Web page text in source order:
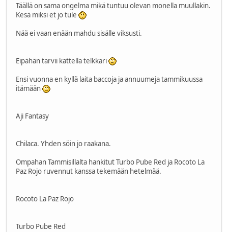
Täällä on sama ongelma mikä tuntuu olevan monella muullakin.
Kesä miksi et jo tule
Nää ei vaan enään mahdu sisälle viksusti.
Eipähän tarvii kattella telkkari
Ensi vuonna en kyllä laita baccoja ja annuumeja tammikuussa
itämään
Aji Fantasy
Chilaca. Yhden söin jo raakana.
Ompahan Tammisillalta hankitut Turbo Pube Red ja Rocoto La
Paz Rojo ruvennut kanssa tekemään hetelmää.
Rocoto La Paz Rojo
Turbo Pube Red